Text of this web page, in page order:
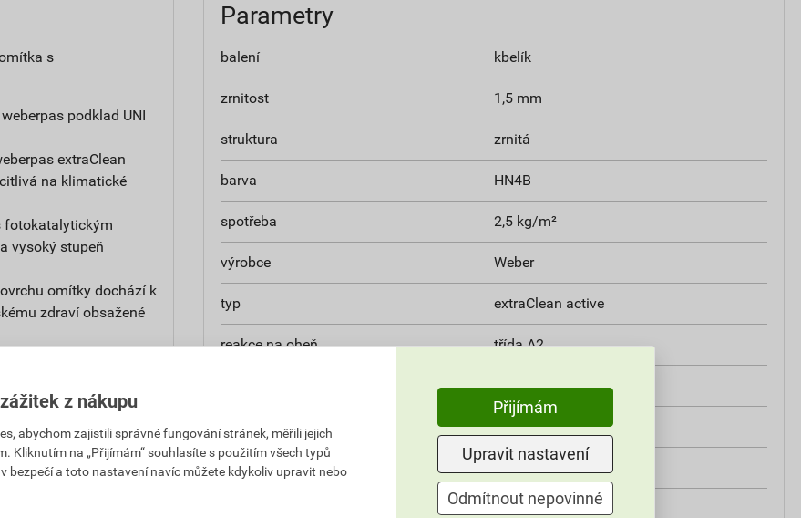
s
podklad UNI
extraClean
na klimatické
fotokatalytickým
vysoký stupeň
omítky dochází k
zdraví obsažené
zákoníkem č.
lhůta.
Parametry
balení kbelík
zrnitost 1,5 mm
struktura zrnitá
barva HN4B
spotřeba 2,5 kg/m²
výrobce Weber
typ extraClean active
reakce na oheň třída A2
od +5°C do +25°C
hmotnost 25 kg
typ výrobku
20
z nákupu
abychom zajistili správné fungování stránek, měřili jejich
Kliknutím na „Přijímám“ souhlasíte s použitím všech typů
bezpečí a toto nastavení navíc můžete kdykoliv upravit nebo
Přijímám
Upravit nastavení
Odmítnout nepovinné